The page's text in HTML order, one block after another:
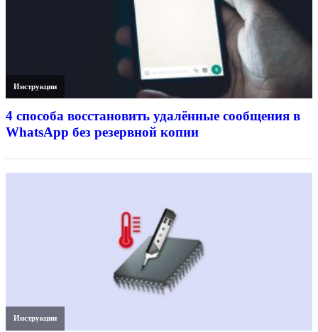
Инструкции
4 способа восстановить удалённые сообщения в
WhatsApp без резервной копии
Инструкции